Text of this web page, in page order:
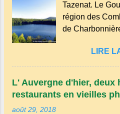
dresse dans
moindre rayon
Bien entouré
d'art sacré,
cela dans un
Tazenat. Le
région des
de
(cratère
: le Lac de
premier et le
des Puys qui
En Auvergne
LIRE
L' Auvergne d'hier, deux
restaurants en vieilles
août 29, 2018